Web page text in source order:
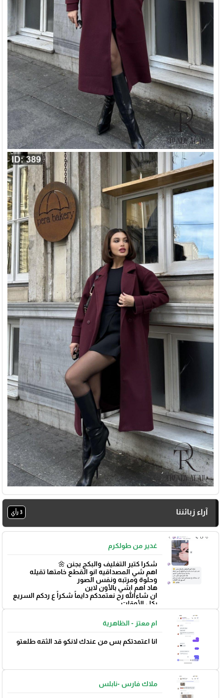
آراء زبائننا 3 رأي
غدير من طولكرم
شكرا كتير التغليف والبكج بجنن 🌼
اهم شي المصداقيه انو القطع خامتها تقيله
وحلوة ومرتبه ونفس الصور
هاد اهم اشي بالأون لاين
ان شاءالله رح نعتمدكم دايماً شكراً ع ردكم السريع
بكل الأوقات
بتوفيق 🌼
ام معتز - الظاهرية
انا اعتمدتكم بس من عندك لانكو قد الثقه طلعتو
ملاك فارس -نابلس